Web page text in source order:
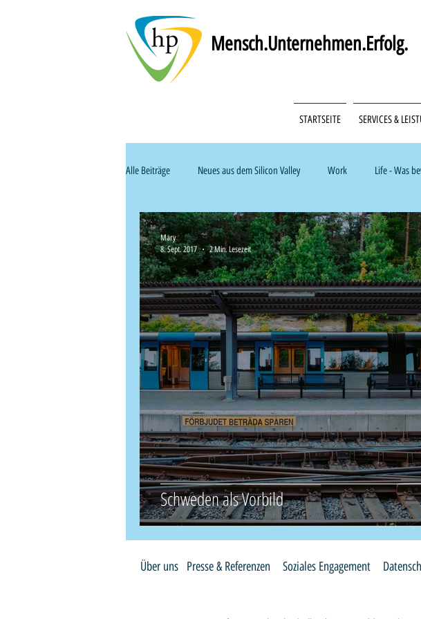
Mensch.Unternehmen.Erfolg.
STARTSEITE SERVICES &
Alle Beiträge Neues aus dem Silicon Valley Work Life - Was
Recruiting & Personalsuche Handwerk & Trades Pflege &
Schweden als Vorbild
Mary
8. Sept. 2017
2 Min. Lesezeit
Über uns Presse & Referenzen Soziales Engagement